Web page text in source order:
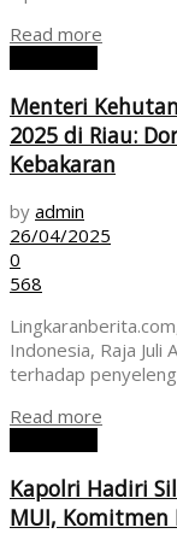
Read more
Menteri
2025 di Riau:
Kebakaran
by admin
26/04/2025
0
568
Indonesia, Raja Juli
terhadap
Read more
Kapolri Hadiri
MUI, Komitmen